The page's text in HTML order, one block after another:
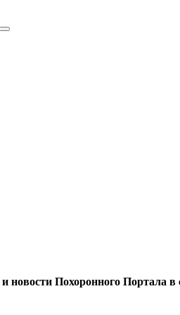
новости Похоронного Портала